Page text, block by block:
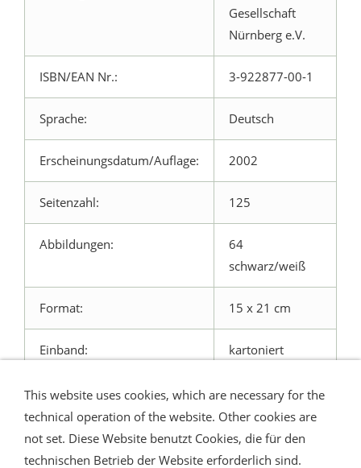
Gesellschaft
Nürnberg e.V.
ISBN/EAN Nr.: 3-922877-00-1
Sprache: Deutsch
Erscheinungsdatum/Auflage: 2002
Seitenzahl: 125
Abbildungen:
64
schwarz/weiß
Format: 15 x 21 cm
Einband: kartoniert
Shipping and Payment AGB / Terms
This website uses cookies, which are necessary for the
technical operation of the website. Other cookies are
not set. Diese Website benutzt Cookies, die für den
technischen Betrieb der Website erforderlich sind.